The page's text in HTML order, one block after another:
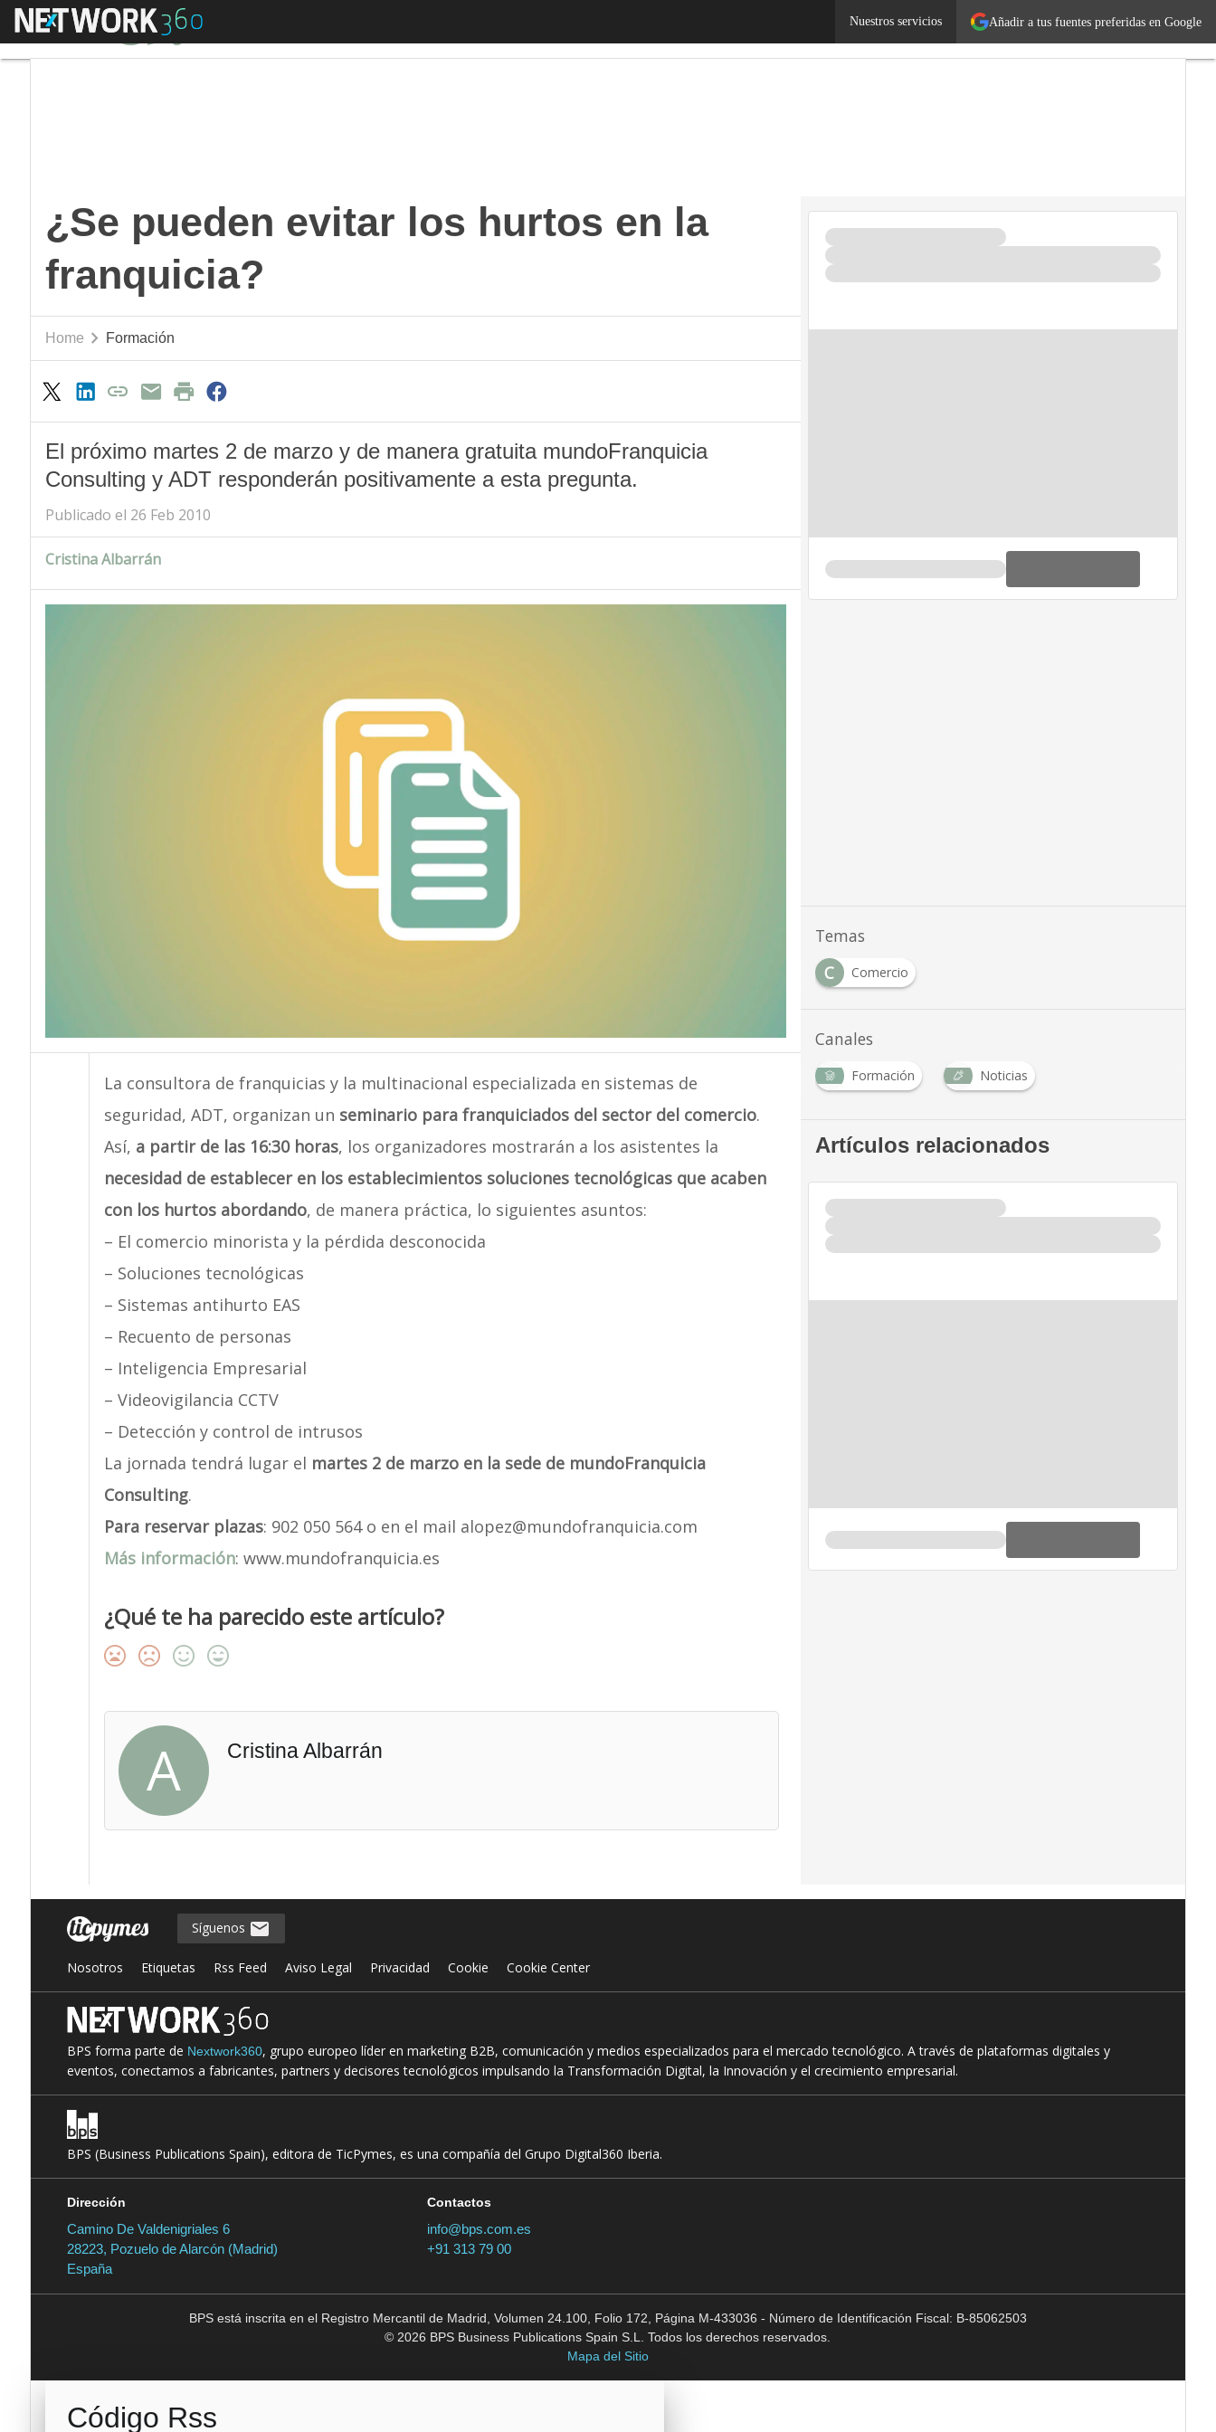
Añadir a tus fuentes preferidas en Google
Nuestros servicios
Menú Tecnología
¿Se pueden evitar los hurtos en la
franquicia?
Home Formación
El próximo martes 2 de marzo y de manera gratuita mundoFranquicia
Consulting y ADT responderán positivamente a esta pregunta.
Publicado el 26 Feb 2010
Cristina Albarrán
La consultora de franquicias y la multinacional especializada en sistemas de
seguridad, ADT, organizan un seminario para franquiciados del sector del comercio.
Así, a partir de las 16:30 horas, los organizadores mostrarán a los asistentes la
necesidad de establecer en los establecimientos soluciones tecnológicas que acaben
con los hurtos abordando, de manera práctica, lo siguientes asuntos:
– El comercio minorista y la pérdida desconocida
– Soluciones tecnológicas
– Sistemas antihurto EAS
– Recuento de personas
– Inteligencia Empresarial
– Videovigilancia CCTV
– Detección y control de intrusos
La jornada tendrá lugar el martes 2 de marzo en la sede de mundoFranquicia
Consulting.
Para reservar plazas: 902 050 564 o en el mail alopez@mundofranquicia.com
Más información: www.mundofranquicia.es
¿Qué te ha parecido este artículo?
A Cristina Albarrán
Temas
C
Comercio
Canales
Formación Noticias
Artículos relacionados
Síguenos
Nosotros Etiquetas Rss Feed Aviso Legal Privacidad Cookie Cookie Center
BPS forma parte de Nextwork360, grupo europeo líder en marketing B2B, comunicación y medios especializados para el mercado tecnológico. A través de plataformas digitales y
eventos, conectamos a fabricantes, partners y decisores tecnológicos impulsando la Transformación Digital, la Innovación y el crecimiento empresarial.
BPS (Business Publications Spain), editora de TicPymes, es una compañía del Grupo Digital360 Iberia.
Dirección
Camino De Valdenigriales 6
28223, Pozuelo de Alarcón (Madrid)
España
Contactos
info@bps.com.es
+91 313 79 00
BPS está inscrita en el Registro Mercantil de Madrid, Volumen 24.100, Folio 172, Página M-433036 - Número de Identificación Fiscal: B-85062503
© 2026 BPS Business Publications Spain S.L. Todos los derechos reservados.
Mapa del Sitio
Código Rss